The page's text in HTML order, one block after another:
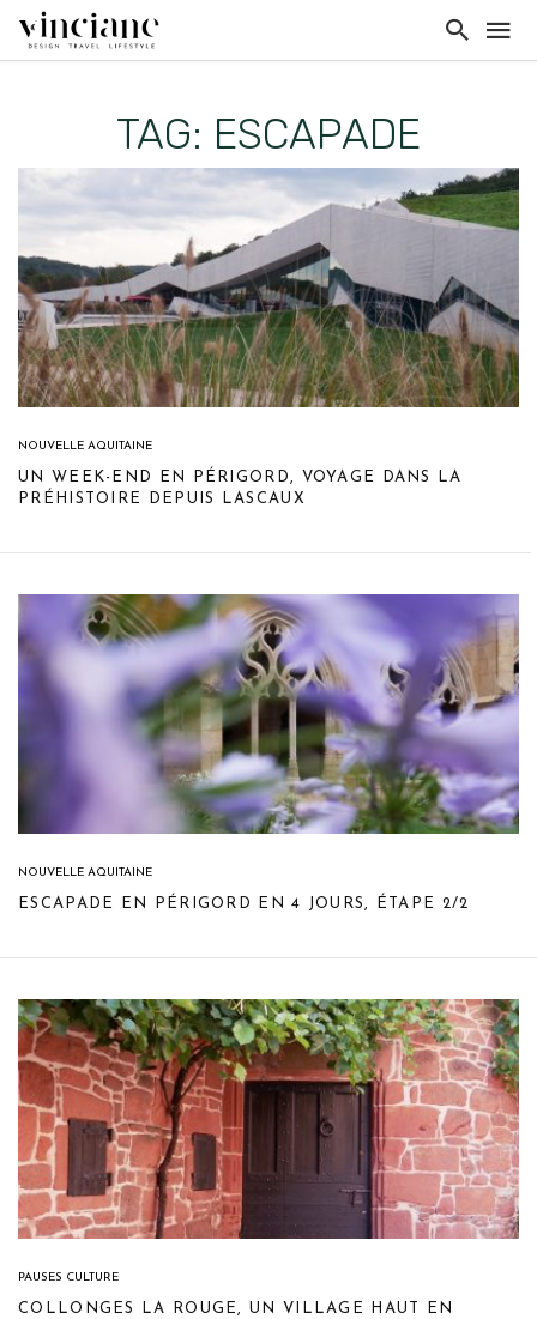
TAG: ESCAPADE
NOUVELLE AQUITAINE
UN WEEK-END EN PÉRIGORD, VOYAGE DANS LA
PRÉHISTOIRE DEPUIS LASCAUX
NOUVELLE AQUITAINE
ESCAPADE EN PÉRIGORD EN 4 JOURS, ÉTAPE 2/2
PAUSES CULTURE
COLLONGES LA ROUGE, UN VILLAGE HAUT EN